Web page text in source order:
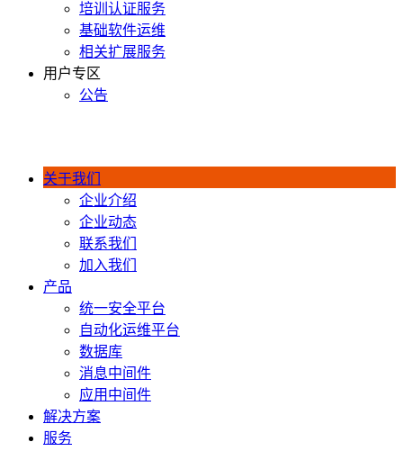
培训认证服务
基础软件运维
相关扩展服务
用户专区
公告
关于我们
企业介绍
企业动态
联系我们
加入我们
产品
统一安全平台
自动化运维平台
数据库
消息中间件
应用中间件
解决方案
服务